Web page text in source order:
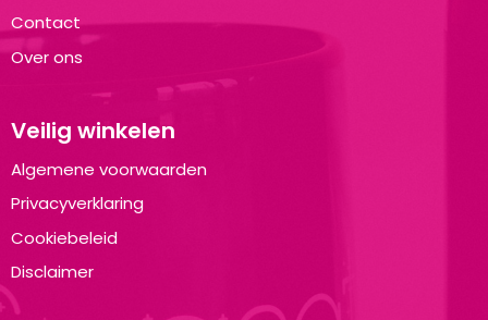
Contact
Over ons
Veilig winkelen
Algemene voorwaarden
Privacyverklaring
Cookiebeleid
Disclaimer